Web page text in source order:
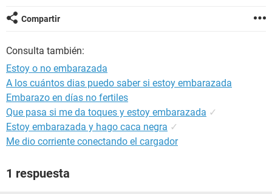
GLOSARIO
Compartir
Consulta también:
Estoy o no embarazada
A los cuántos dias puedo saber si estoy embarazada
Embarazo en días no fertiles
Que pasa si me da toques y estoy embarazada ✓
Estoy embarazada y hago caca negra ✓
Me dio corriente conectando el cargador
1 respuesta